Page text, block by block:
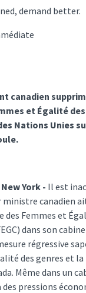
demand better.
canadien
et Égalité
Nations Unies
York - Il est
ministre canadien
des Femmes et
dans son
régressive
des genres et
Même dans un
pressions